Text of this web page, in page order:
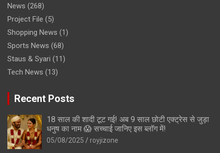
News (268)
Project File (5)
Shopping News (1)
Sports News (68)
Staus & Syari (11)
Tech News (13)
Recent Posts
18 साल की शादी टूट गई! अब 9 साल छोटी एक्ट्रेस से जुड़ा
धनुष का नाम 😱 सच्चाई जानिए इस ब्लॉग में!
05/08/2025 royjizone